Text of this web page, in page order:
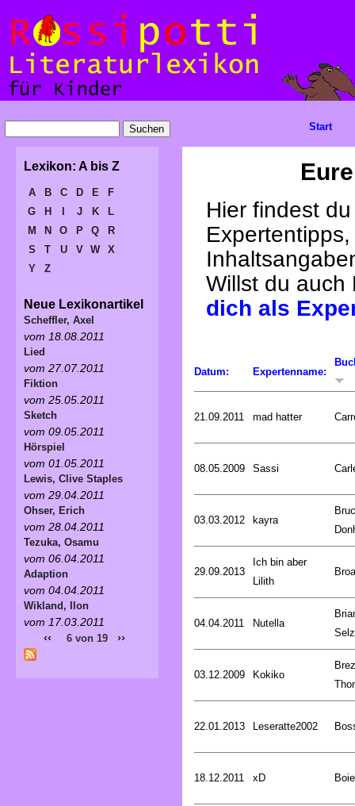
Hier findest
Willst du
dich als
Datum: Expertenname:
21.09.2011 mad hatter
08.05.2009 Sassi
03.03.2012 kayra
29.09.2013
Ich bin aber
Lilith
04.04.2011 Nutella
03.12.2009 Kokiko
22.01.2013 Leseratte2002
18.12.2011 xD
Start
Lexikon: A bis Z
A B C D E
F
G
H J K
L
M
N O P Q
R
S
T U V W
X
Y
Z
Neue Lexikonartikel
Scheffler, Axel
vom 18.08.2011
Lied
vom 27.07.2011
Fiktion
vom 25.05.2011
Sketch
vom 09.05.2011
Hörspiel
vom 01.05.2011
Lewis, Clive Staples
vom 29.04.2011
Ohser, Erich
vom 28.04.2011
Tezuka, Osamu
vom 06.04.2011
Adaption
vom 04.04.2011
Wikland, Ilon
vom 17.03.2011
‹‹ 6 von 19 ››